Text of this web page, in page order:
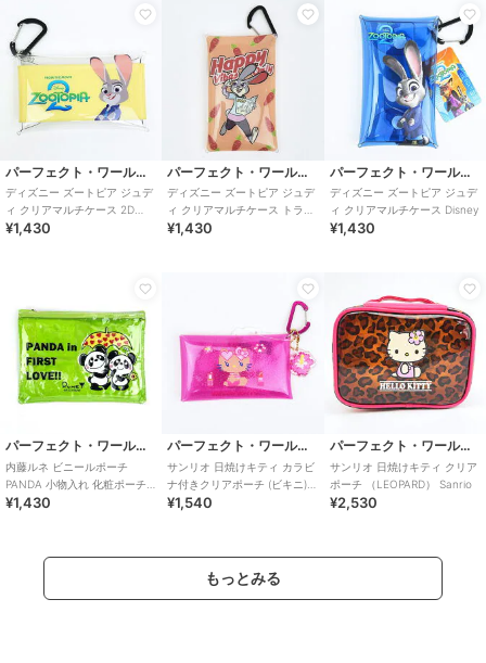
パーフェクト・ワールド・トーキョー
ディズニー ズートピア ジュデ
ィ クリアマルチケース 2D
Disney
¥1,430
パーフェクト・ワールド・トーキョー
ディズニー ズートピア ジュデ
ィ クリアマルチケース トラベ
ル Disney
¥1,430
パーフェクト・ワールド・トーキョー
ディズニー ズートピア ジュデ
ィ クリアマルチケース Disney
¥1,430
パーフェクト・ワールド・トーキョー
内藤ルネ ビニールポーチ
PANDA 小物入れ 化粧ポーチ
ペンポーチ クリア素材
¥1,430
パーフェクト・ワールド・トーキョー
サンリオ 日焼けキティ カラビ
ナ付きクリアポーチ (ビキニ)
Sanrio
¥1,540
パーフェクト・ワールド・トーキョー
サンリオ 日焼けキティ クリア
ポーチ （LEOPARD） Sanrio
¥2,530
もっとみる